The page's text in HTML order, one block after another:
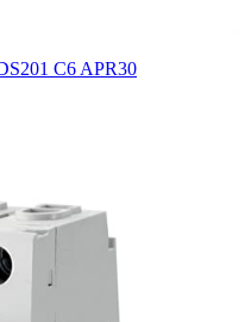
C6 APR30